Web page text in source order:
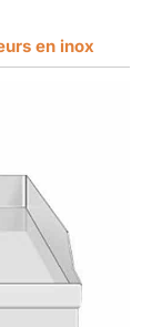
en inox